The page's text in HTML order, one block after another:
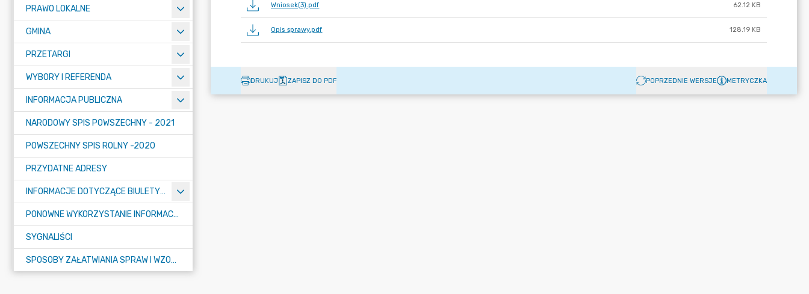
PRAWO LOKALNE
GMINA
PRZETARGI
WYBORY I REFERENDA
INFORMACJA PUBLICZNA
NARODOWY SPIS POWSZECHNY - 2021
POWSZECHNY SPIS ROLNY -2020
PRZYDATNE ADRESY
INFORMACJE DOTYCZĄCE BIULETYNU INFORMACJI PUBLICZNEJ
PONOWNE WYKORZYSTANIE INFORMACJI PUBLICZNEJ
SYGNALIŚCI
SPOSOBY ZAŁATWIANIA SPRAW I WZORY WNIOSKÓW
Wniosek(3).pdf 62.12 KB
Opis sprawy.pdf 128.19 KB
DRUKUJ ZAPISZ DO PDF POPRZEDNIE WERSJE METRYCZKA